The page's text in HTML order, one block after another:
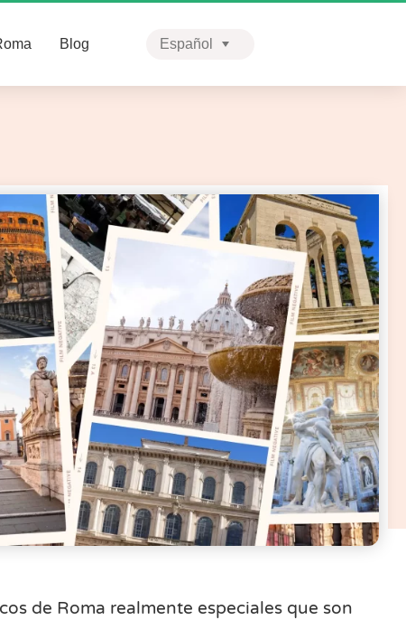
Blog Español
de Roma realmente especiales que son